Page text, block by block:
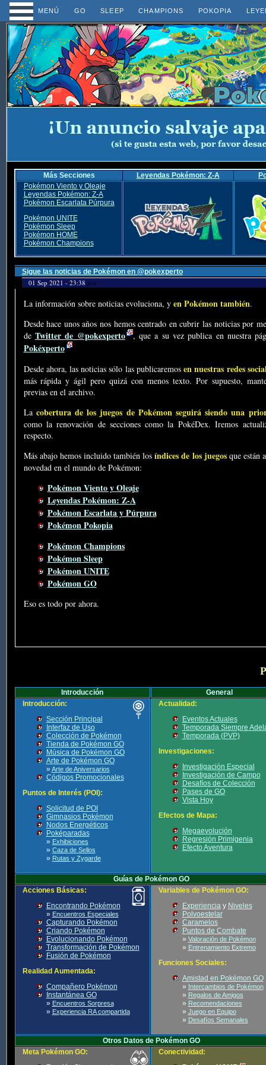
MENÚ GO SLEEP CHAMPIONS POKOPIA
Más Secciones Leyendas Pokémon: Z-A
Pokémon Viento y Oleaje
Leyendas Pokémon: Z-A
Pokémon Escarlata Púrpura
Pokémon UNITE
Pokémon Sleep
Pokémon HOME
Pokémon Champions
Sigue las noticias de Pokémon en @pokexperto
01 Sep 2021 - 23:38 por
La información sobre noticias evoluciona, y en Pokémon también.
Desde hace unos años nos hemos centrado en cubrir las noticias por
de Twitter de @pokexperto , que a su vez publica en nuestra
Pokéxperto
Desde ahora, las noticias sólo las publicaremosen nuestras redes
más rápida y ágil pero quizá con menos texto. Por supuesto,
previas en el archivo.
La cobertura de los juegos de Pokémon seguirá siendo una
como la renovación de secciones como la PokéDex. Iremos
respecto.
Más abajo hemos incluido también losíndices de los juegosque están
novedad en el mundo de Pokémon:
Pokémon Viento y Oleaje
Leyendas Pokémon: Z-A
Pokémon Escarlata y Púrpura
Pokémon Pokopia
Pokémon Champions
Pokémon Sleep
Pokémon UNITE
Pokémon GO
Eso es todo por ahora.
Introducción
General
Introducción:
Sección Principal
Interfaz de Uso
Colección de Pokémon
Tienda de Pokémon GO
Música de Pokémon GO
Arte de Pokémon GO
» Arte de Aniversarios
Códigos Promocionales
Puntos de Interés (POI):
Solicitud de POI
Gimnasios Pokémon
Nodos Energéticos
Poképaradas
» Exhibiciones
» Caza de Sellos
» Rutas y Zygarde
Actualidad:
Eventos Actuales
Temporada Siempre
Temporada (PVP)
Investigaciones:
Investigación Especial
Investigación de Campo
Desafíos de Colección
Pases de GO
Vista Hoy
Efectos de Mapa:
Megaevolución
Regresión Primigenia
Efecto Aventura
Guías de Pokémon GO
Acciones Básicas:
Encontrando Pokémon
» Encuentros Especiales
Capturando Pokémon
Criando Pokémon
Evolucionando Pokémon
Transformación de Pokémon
Fusión de Pokémon
Realidad Aumentada:
Compañero Pokémon
Instantánea GO
» Encuentros Sorpresa
» Experiencia RA compartida
Variables de Pokémon GO:
Experienciay Niveles
Polvoestelar
Caramelos
Puntos de Combate
» Valoración de Pokémon
» Entrenamiento Extremo
Funciones Sociales:
Amistad en Pokémon GO
» Intercambios de Pokémon
» Regalos de Amigos
» Recomendaciones
» Juego en Equipo
» Desafíos Semanales
Otros Datos de Pokémon GO
Meta Pokémon GO:
Conectividad: